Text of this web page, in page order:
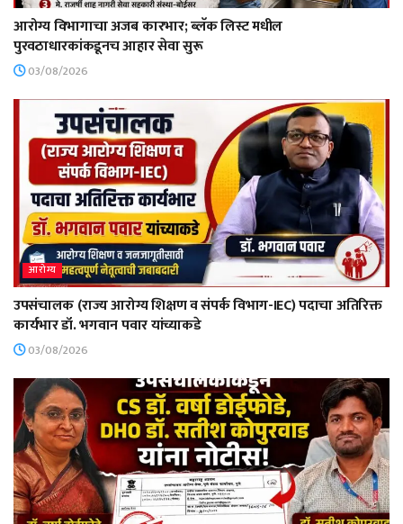
आरोग्य विभागाचा अजब कारभार; ब्लॅक लिस्ट मधील
पुरवठाधारकांकडूनच आहार सेवा सुरू
03/08/2026
आरोग्य
उपसंचालक (राज्य आरोग्य शिक्षण व संपर्क विभाग-IEC) पदाचा अतिरिक्त
कार्यभार डॉ. भगवान पवार यांच्याकडे
03/08/2026